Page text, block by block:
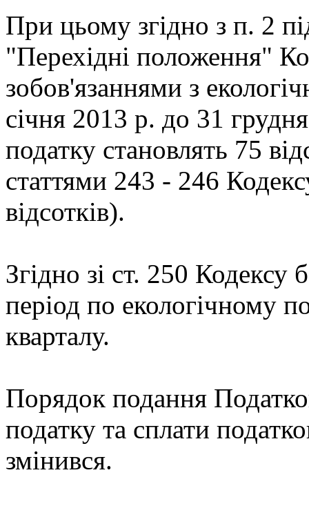
При цьому згідно з п. 2
"Перехідні положення"
зобов'язаннями з
січня 2013 р. до 31
податку становлять 75
статтями 243 - 246
відсотків).
Згідно зі ст. 250 Кодексу
період по екологічному
кварталу.
Порядок подання
податку та сплати
змінився.